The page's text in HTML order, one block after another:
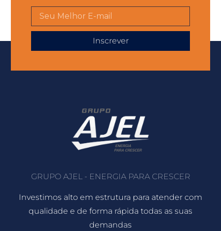
Inscrever
GRUPO AJEL - ENERGIA PARA CRESCER
Investimos alto em estrutura para atender com
qualidade e de forma rápida todas as suas
demandas